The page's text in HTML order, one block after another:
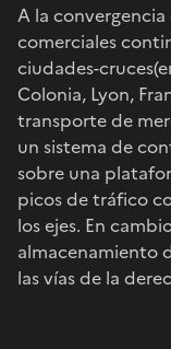
A la
comerciales
ciudades-
Colonia, Lyon,
transporte de
un sistema de
sobre una
picos de tráfico
los ejes. En
almacenamiento
las vías de la